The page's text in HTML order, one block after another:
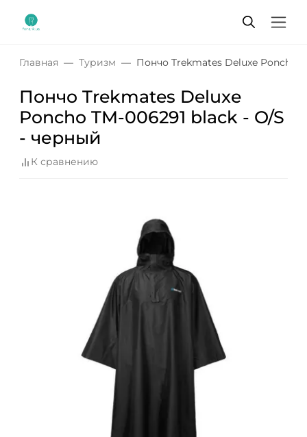
Главная Туризм Пончо Trekmates Deluxe Poncho
Пончо Trekmates Deluxe
Poncho TM-006291 black - O/S
- черный
К сравнению